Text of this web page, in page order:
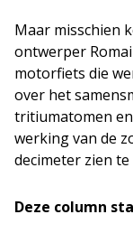
Maar misschien
ontwerper
motorfiets die
over het
tritiumatomen
werking van de
decimeter zien
Deze column